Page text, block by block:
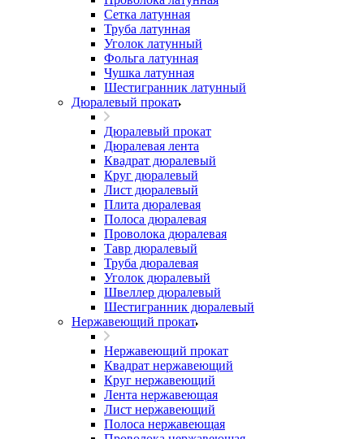
Сетка латунная
Труба латунная
Уголок латунный
Фольга латунная
Чушка латунная
Шестигранник латунный
Дюралевый прокат
Дюралевый прокат
Дюралевая лента
Квадрат дюралевый
Круг дюралевый
Лист дюралевый
Плита дюралевая
Полоса дюралевая
Проволока дюралевая
Тавр дюралевый
Труба дюралевая
Уголок дюралевый
Швеллер дюралевый
Шестигранник дюралевый
Нержавеющий прокат
Нержавеющий прокат
Квадрат нержавеющий
Круг нержавеющий
Лента нержавеющая
Лист нержавеющий
Полоса нержавеющая